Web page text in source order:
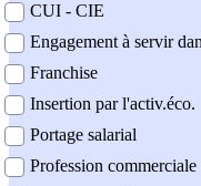
CUI - CIE
Engagement à servir
Franchise
Insertion par l'activ.éco.
Portage salarial
Profession commerciale